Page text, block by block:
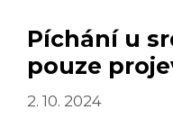
Píchání u
pouze
2. 10. 2024